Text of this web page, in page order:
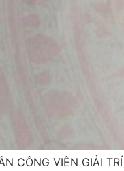
CÔNG VIÊN GIẢI